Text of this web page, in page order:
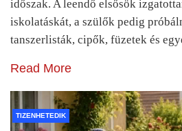
időszak. A leendő elsősök
iskolatáskát, a szülők pedig
tanszerlisták, cipők, füzetek és
Read More
TIZENHETEDIK